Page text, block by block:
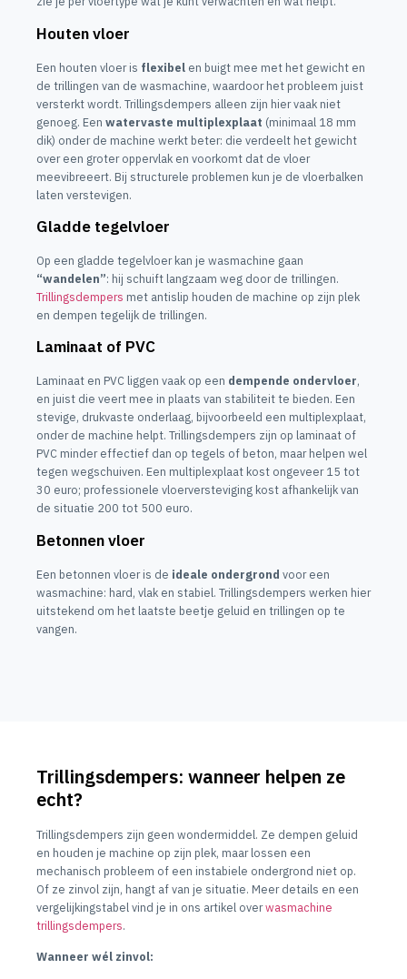
Houten vloer
Een houten vloer is flexibel en buigt mee met het gewicht en
de trillingen van de wasmachine, waardoor het probleem juist
versterkt wordt. Trillingsdempers alleen zijn hier vaak niet
genoeg. Een watervaste multiplexplaat (minimaal 18 mm
dik) onder de machine werkt beter: die verdeelt het gewicht
over een groter oppervlak en voorkomt dat de vloer
meevibreeert. Bij structurele problemen kun je de vloerbalken
laten verstevigen.
Gladde tegelvloer
Op een gladde tegelvloer kan je wasmachine gaan
“wandelen”: hij schuift langzaam weg door de trillingen.
Trillingsdempers met antislip houden de machine op zijn plek
en dempen tegelijk de trillingen.
Laminaat of PVC
Laminaat en PVC liggen vaak op een dempende ondervloer,
en juist die veert mee in plaats van stabiliteit te bieden. Een
stevige, drukvaste onderlaag, bijvoorbeeld een multiplexplaat,
onder de machine helpt. Trillingsdempers zijn op laminaat of
PVC minder effectief dan op tegels of beton, maar helpen wel
tegen wegschuiven. Een multiplexplaat kost ongeveer 15 tot
30 euro; professionele vloerversteviging kost afhankelijk van
de situatie 200 tot 500 euro.
Betonnen vloer
Een betonnen vloer is de ideale ondergrond voor een
wasmachine: hard, vlak en stabiel. Trillingsdempers werken hier
uitstekend om het laatste beetje geluid en trillingen op te
vangen.
Trillingsdempers: wanneer helpen ze
echt?
Trillingsdempers zijn geen wondermiddel. Ze dempen geluid
en houden je machine op zijn plek, maar lossen een
mechanisch probleem of een instabiele ondergrond niet op.
Of ze zinvol zijn, hangt af van je situatie. Meer details en een
vergelijkingstabel vind je in ons artikel overwasmachine
trillingsdempers.
Wanneer wél zinvol: